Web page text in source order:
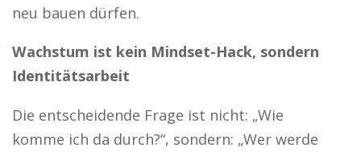
neu bauen dürfen.
Wachstum ist kein Mindset-Hack, sondern
Identitätsarbeit
Die entscheidende Frage ist nicht: „Wie
komme ich da durch?“, sondern: „Wer werde